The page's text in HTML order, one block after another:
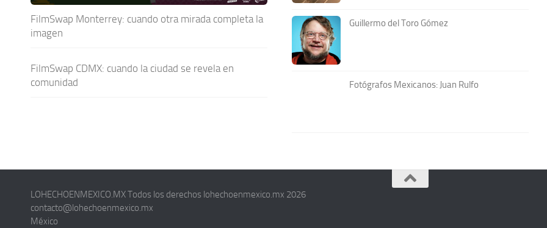
FilmSwap Monterrey: cuando otra mirada completa la
imagen
FilmSwap CDMX: cuando la ciudad se revela en
comunidad
Guillermo del Toro Gómez
Fotógrafos Mexicanos: Juan Rulfo
LOHECHOENMEXICO.MX Todos los derechos lohechoenmexico.mx 2026
contacto@lohechoenmexico.mx
México